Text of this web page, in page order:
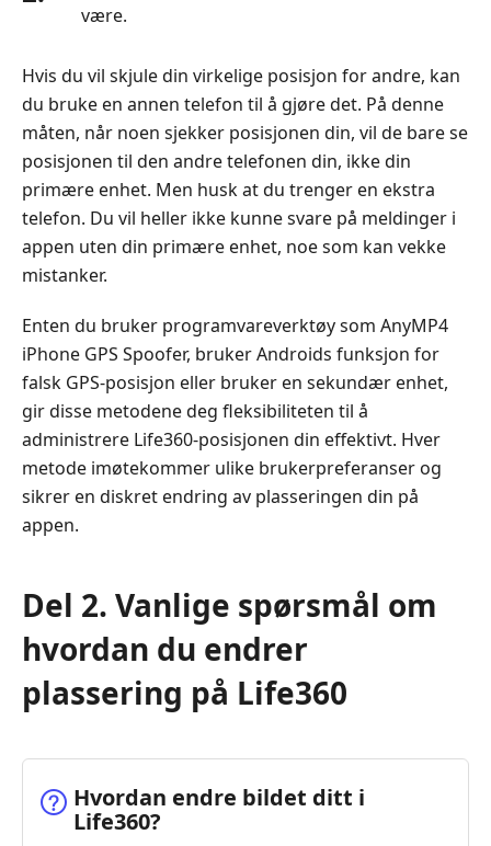
være.
Hvis du vil skjule din virkelige posisjon for andre, kan
du bruke en annen telefon til å gjøre det. På denne
måten, når noen sjekker posisjonen din, vil de bare se
posisjonen til den andre telefonen din, ikke din
primære enhet. Men husk at du trenger en ekstra
telefon. Du vil heller ikke kunne svare på meldinger i
appen uten din primære enhet, noe som kan vekke
mistanker.
Enten du bruker programvareverktøy som AnyMP4
iPhone GPS Spoofer, bruker Androids funksjon for
falsk GPS-posisjon eller bruker en sekundær enhet,
gir disse metodene deg fleksibiliteten til å
administrere Life360-posisjonen din effektivt. Hver
metode imøtekommer ulike brukerpreferanser og
sikrer en diskret endring av plasseringen din på
appen.
Del 2. Vanlige spørsmål om
hvordan du endrer
plassering på Life360
Hvordan endre bildet ditt i
Life360?